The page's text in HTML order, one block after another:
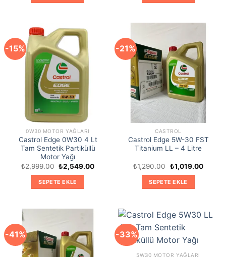
-15%
0W30 MOTOR YAĞLARI
Castrol Edge 0W30 4 Lt
Tam Sentetik Partiküllü
Motor Yağı
₺2,999.00 Orijinal
fiyat:
₺2,999.00.
₺2,549.00Şu
SEPETE EKLE
-21%
CASTROL
Castrol Edge 5W-30 FST
Titanium LL – 4 Litre
₺1,290.00 Orijinal
fiyat:
₺1,290.00.
₺1,019.00Şu
SEPETE EKLE
-41% -33%
5W30 MOTOR YAĞLARI